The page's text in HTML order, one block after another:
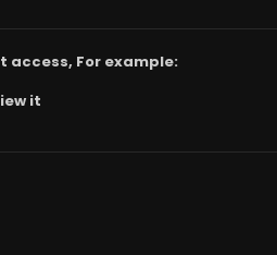
For example:
it